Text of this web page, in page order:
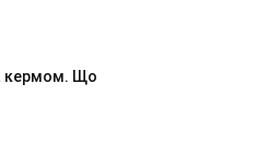
кермом. Що